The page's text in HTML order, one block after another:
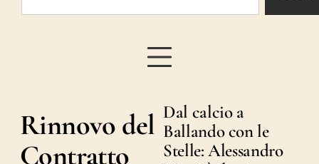
Rinnovo del
Contratto
Dal calcio a
Ballando con le
Stelle: Alessandro